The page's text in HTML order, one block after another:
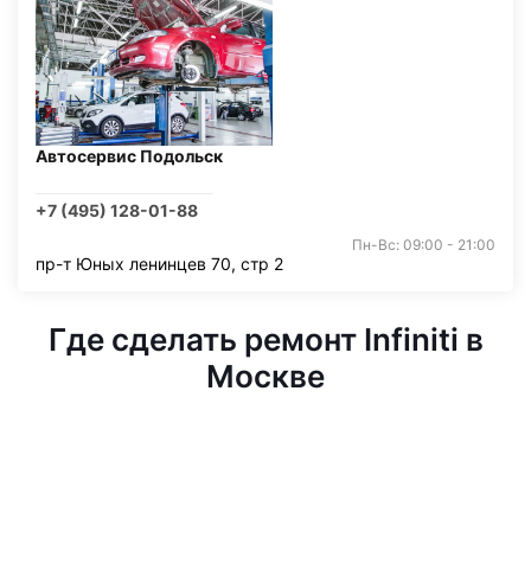
Автосервис Подольск
+7 (495) 128-01-88
Пн-Вс: 09:00 - 21:00
пр-т Юных ленинцев 70, стр 2
Где сделать ремонт Infiniti в
Москве